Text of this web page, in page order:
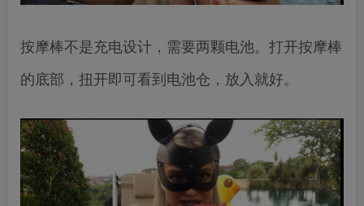
按摩棒不是充电设计，需要两颗电池。打开按摩棒
的底部，扭开即可看到电池仓，放入就好。